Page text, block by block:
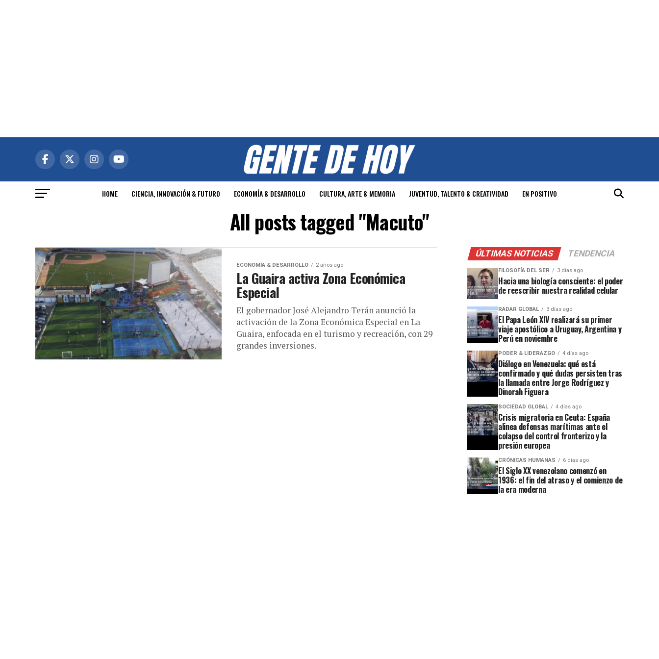
HOME CIENCIA, INNOVACIÓN & FUTURO ECONOMÍA & DESARROLLO CULTURA, ARTE & MEMORIA JUVENTUD, TALENTO & CREATIVIDAD EN POSITIVO
All posts tagged "Macuto"
ECONOMÍA & DESARROLLO 2 años ago
La Guaira activa Zona Económica
Especial
El gobernador José Alejandro Terán anunció la
activación de la Zona Económica Especial en La
Guaira, enfocada en el turismo y recreación, con 29
grandes inversiones.
ÚLTIMAS NOTICIAS TENDENCIA
FILOSOFÍA DEL SER 3 días ago
Hacia una biología consciente: el poder
de reescribir nuestra realidad celular
RADAR GLOBAL 3 días ago
El Papa León XIV realizará su primer
viaje apostólico a Uruguay, Argentina y
Perú en noviembre
PODER & LIDERAZGO 4 días ago
Diálogo en Venezuela: qué está
confirmado y qué dudas persisten tras
la llamada entre Jorge Rodríguez y
Dinorah Figuera
SOCIEDAD GLOBAL 4 días ago
Crisis migratoria en Ceuta: España
alinea defensas marítimas ante el
colapso del control fronterizo y la
presión europea
CRÓNICAS HUMANAS 6 días ago
El Siglo XX venezolano comenzó en
1936: el fin del atraso y el comienzo de
la era moderna